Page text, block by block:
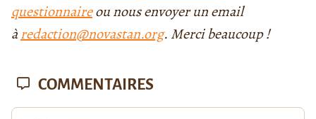
questionnaireou nous envoyer un email
àredaction@novastan.org. Merci beaucoup !
COMMENTAIRES